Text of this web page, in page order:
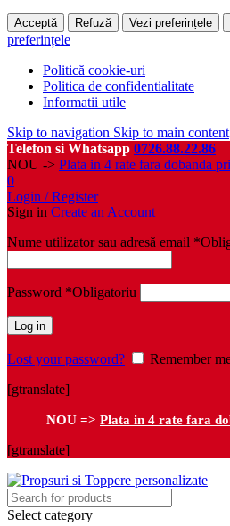
Acceptă Refuză Vezi preferințele
preferințele
Politică cookie-uri
Politica de confidentialitate
Informatii utile
Skip to navigation Skip to main content
Telefon si Whatsapp 0726.88.22.86
NOU -> Plata in 4 rate fara dobanda
0
Login / Register
Sign in Create an Account
Nume utilizator sau adresă email *
Password *Obligatoriu
Log in
Lost your password?
Remember
[gtranslate]
NOU => Plata in 4 rate fara
[gtranslate]
Select category